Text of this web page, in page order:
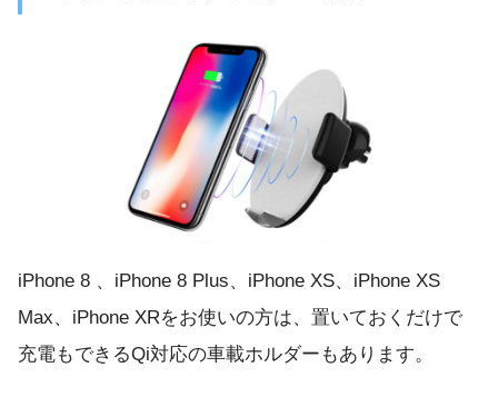
iPhone 8 、iPhone 8 Plus、iPhone XS、iPhone XS
Max、iPhone XRをお使いの方は、置いておくだけで
充電もできるQi対応の車載ホルダーもあります。